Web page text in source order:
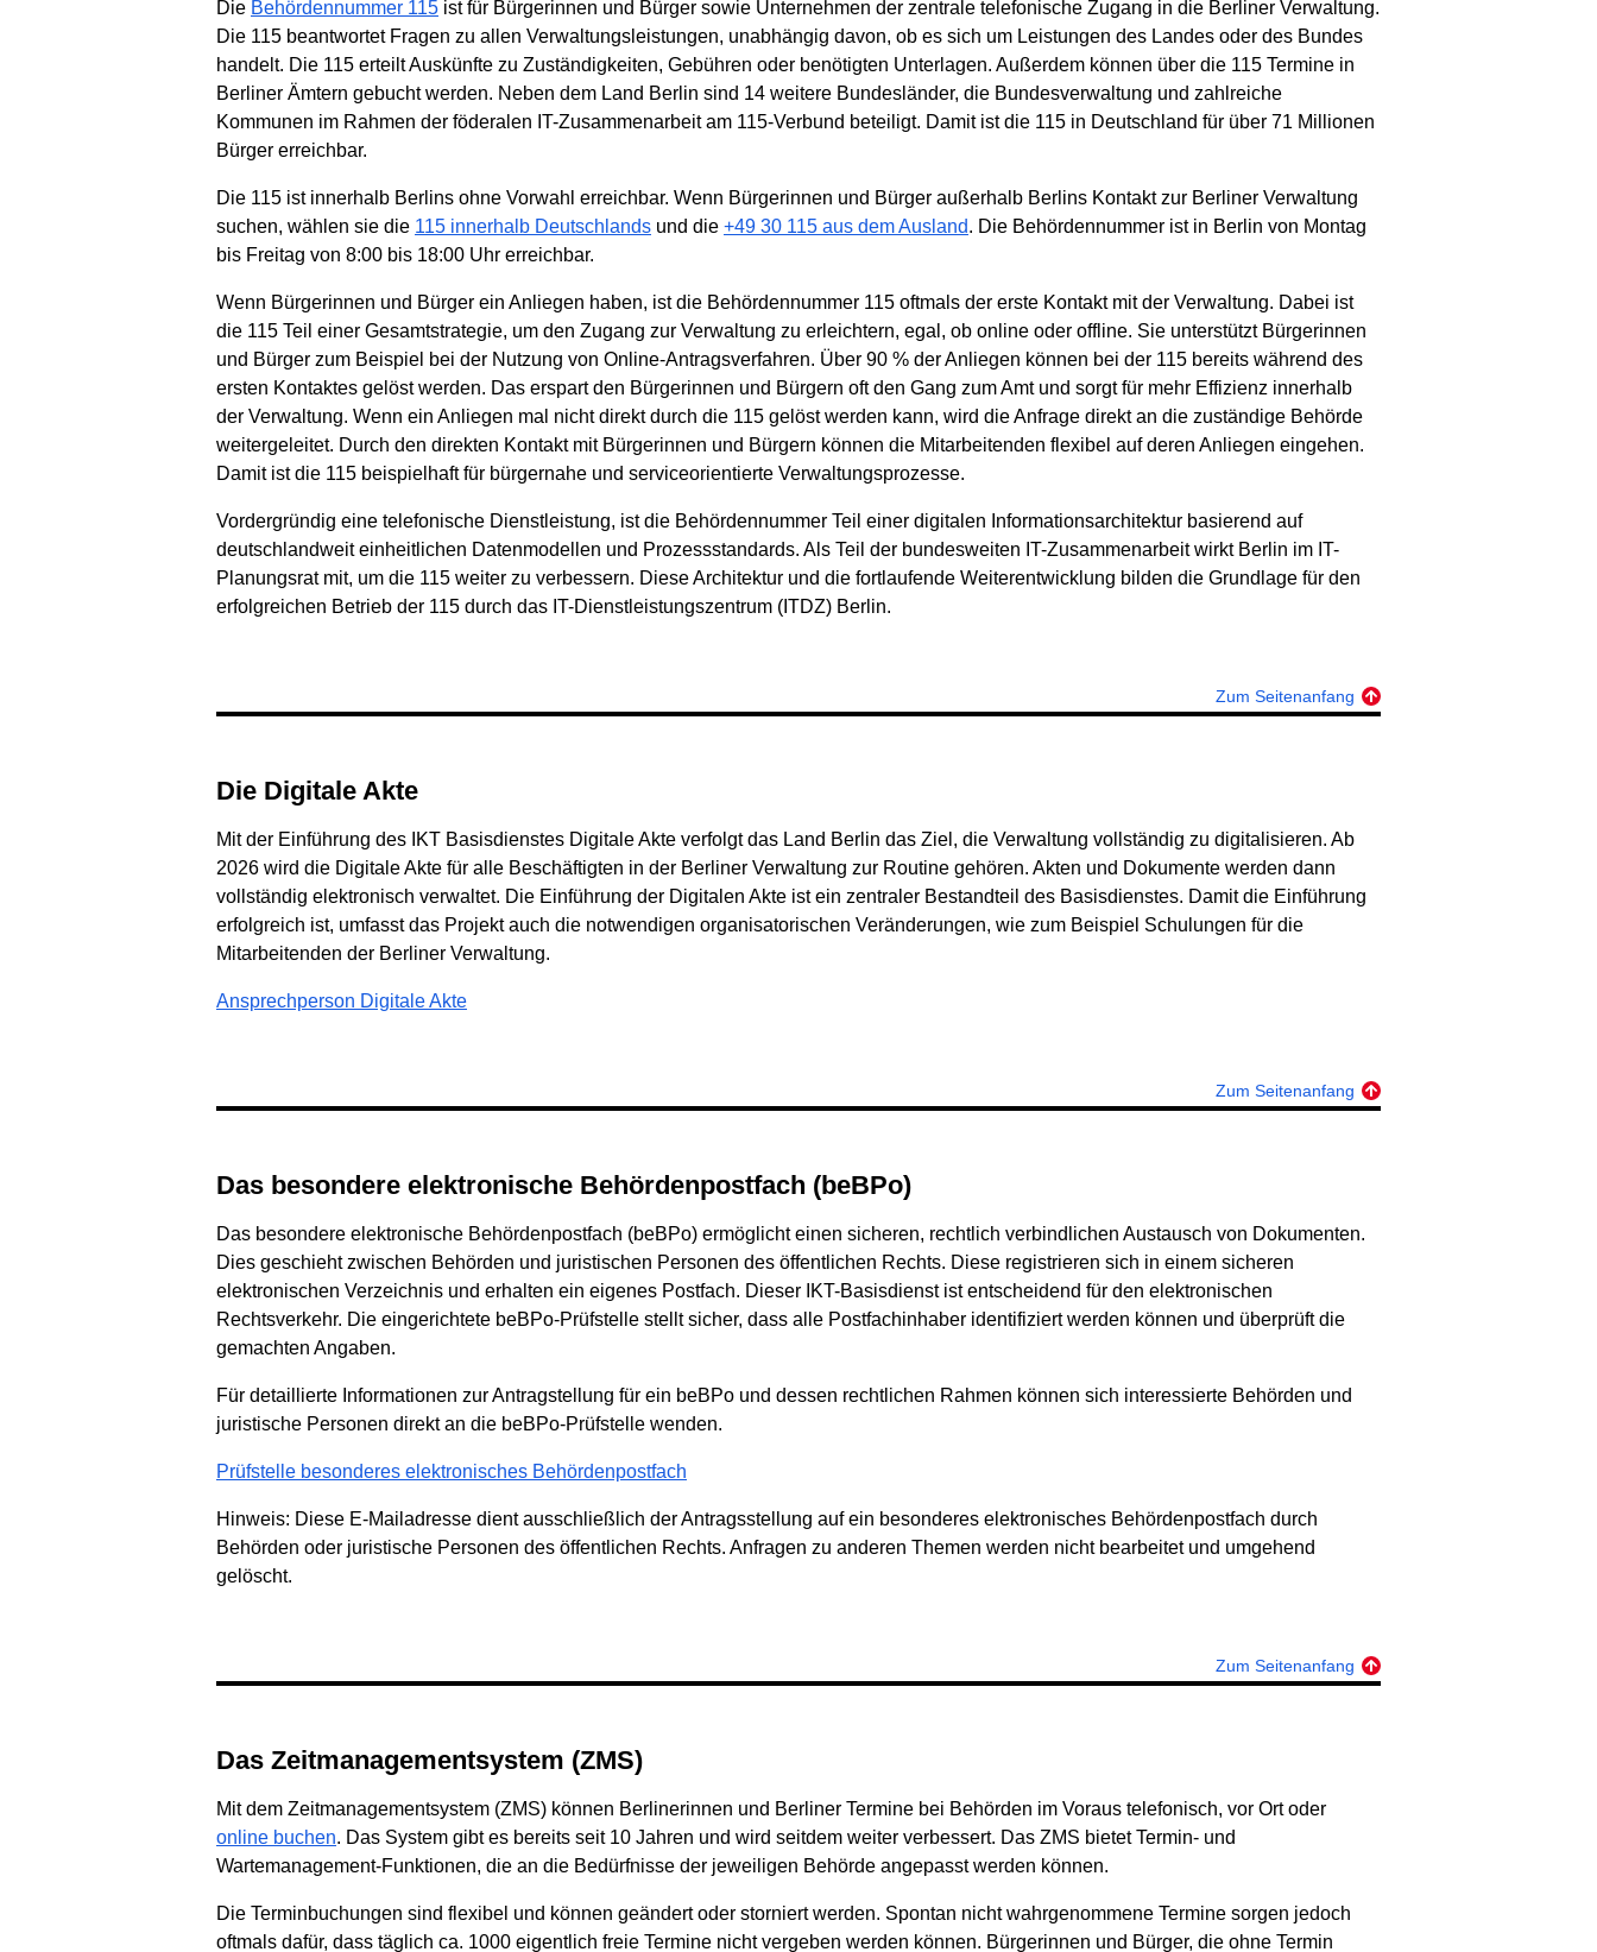
Die Behördennummer 115 ist für Bürgerinnen und Bürger sowie Unternehmen der zentrale telefonische Zugang in die Berliner Verwaltung.
Die 115 beantwortet Fragen zu allen Verwaltungsleistungen, unabhängig davon, ob es sich um Leistungen des Landes oder des Bundes
handelt. Die 115 erteilt Auskünfte zu Zuständigkeiten, Gebühren oder benötigten Unterlagen. Außerdem können über die 115 Termine in
Berliner Ämtern gebucht werden. Neben dem Land Berlin sind 14 weitere Bundesländer, die Bundesverwaltung und zahlreiche
Kommunen im Rahmen der föderalen IT-Zusammenarbeit am 115-Verbund beteiligt. Damit ist die 115 in Deutschland für über 71 Millionen
Bürger erreichbar.
Die 115 ist innerhalb Berlins ohne Vorwahl erreichbar. Wenn Bürgerinnen und Bürger außerhalb Berlins Kontakt zur Berliner Verwaltung
suchen, wählen sie die 115 innerhalb Deutschlands und die +49 30 115 aus dem Ausland. Die Behördennummer ist in Berlin von Montag
bis Freitag von 8:00 bis 18:00 Uhr erreichbar.
Wenn Bürgerinnen und Bürger ein Anliegen haben, ist die Behördennummer 115 oftmals der erste Kontakt mit der Verwaltung. Dabei ist
die 115 Teil einer Gesamtstrategie, um den Zugang zur Verwaltung zu erleichtern, egal, ob online oder offline. Sie unterstützt Bürgerinnen
und Bürger zum Beispiel bei der Nutzung von Online-Antragsverfahren. Über 90 % der Anliegen können bei der 115 bereits während des
ersten Kontaktes gelöst werden. Das erspart den Bürgerinnen und Bürgern oft den Gang zum Amt und sorgt für mehr Effizienz innerhalb
der Verwaltung. Wenn ein Anliegen mal nicht direkt durch die 115 gelöst werden kann, wird die Anfrage direkt an die zuständige Behörde
weitergeleitet. Durch den direkten Kontakt mit Bürgerinnen und Bürgern können die Mitarbeitenden flexibel auf deren Anliegen eingehen.
Damit ist die 115 beispielhaft für bürgernahe und serviceorientierte Verwaltungsprozesse.
Vordergründig eine telefonische Dienstleistung, ist die Behördennummer Teil einer digitalen Informationsarchitektur basierend auf
deutschlandweit einheitlichen Datenmodellen und Prozessstandards. Als Teil der bundesweiten IT-Zusammenarbeit wirkt Berlin im IT-
Planungsrat mit, um die 115 weiter zu verbessern. Diese Architektur und die fortlaufende Weiterentwicklung bilden die Grundlage für den
erfolgreichen Betrieb der 115 durch das IT-Dienstleistungszentrum (ITDZ) Berlin.
Zum Seitenanfang
Die Digitale Akte
Mit der Einführung des IKT Basisdienstes Digitale Akte verfolgt das Land Berlin das Ziel, die Verwaltung vollständig zu digitalisieren. Ab
2026 wird die Digitale Akte für alle Beschäftigten in der Berliner Verwaltung zur Routine gehören. Akten und Dokumente werden dann
vollständig elektronisch verwaltet. Die Einführung der Digitalen Akte ist ein zentraler Bestandteil des Basisdienstes. Damit die Einführung
erfolgreich ist, umfasst das Projekt auch die notwendigen organisatorischen Veränderungen, wie zum Beispiel Schulungen für die
Mitarbeitenden der Berliner Verwaltung.
Ansprechperson Digitale Akte
Zum Seitenanfang
Das besondere elektronische Behördenpostfach (beBPo)
Das besondere elektronische Behördenpostfach (beBPo) ermöglicht einen sicheren, rechtlich verbindlichen Austausch von Dokumenten.
Dies geschieht zwischen Behörden und juristischen Personen des öffentlichen Rechts. Diese registrieren sich in einem sicheren
elektronischen Verzeichnis und erhalten ein eigenes Postfach. Dieser IKT-Basisdienst ist entscheidend für den elektronischen
Rechtsverkehr. Die eingerichtete beBPo-Prüfstelle stellt sicher, dass alle Postfachinhaber identifiziert werden können und überprüft die
gemachten Angaben.
Für detaillierte Informationen zur Antragstellung für ein beBPo und dessen rechtlichen Rahmen können sich interessierte Behörden und
juristische Personen direkt an die beBPo-Prüfstelle wenden.
Prüfstelle besonderes elektronisches Behördenpostfach
Hinweis: Diese E-Mailadresse dient ausschließlich der Antragsstellung auf ein besonderes elektronisches Behördenpostfach durch
Behörden oder juristische Personen des öffentlichen Rechts. Anfragen zu anderen Themen werden nicht bearbeitet und umgehend
gelöscht.
Zum Seitenanfang
Das Zeitmanagementsystem (ZMS)
Mit dem Zeitmanagementsystem (ZMS) können Berlinerinnen und Berliner Termine bei Behörden im Voraus telefonisch, vor Ort oder
online buchen. Das System gibt es bereits seit 10 Jahren und wird seitdem weiter verbessert. Das ZMS bietet Termin- und
Wartemanagement-Funktionen, die an die Bedürfnisse der jeweiligen Behörde angepasst werden können.
Die Terminbuchungen sind flexibel und können geändert oder storniert werden. Spontan nicht wahrgenommene Termine sorgen jedoch
oftmals dafür, dass täglich ca. 1000 eigentlich freie Termine nicht vergeben werden können. Bürgerinnen und Bürger, die ohne Termin